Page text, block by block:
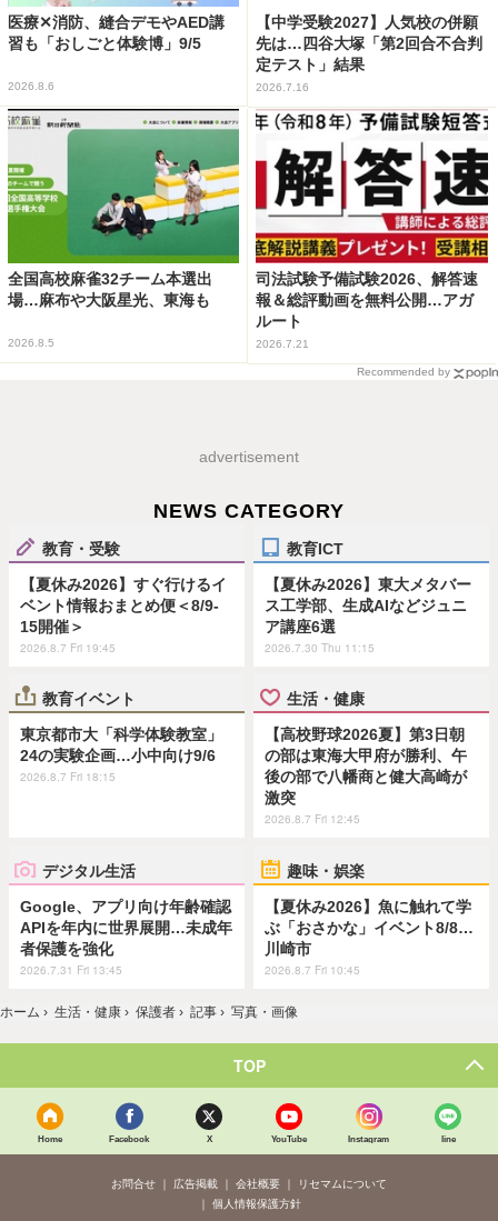
医療✕消防、縫合デモやAED講
習も「おしごと体験博」9/5
2026.8.6
【中学受験2027】人気校の併願
先は…四谷大塚「第2回合不合判
定テスト」結果
2026.7.16
全国高校麻雀32チーム本選出
場…麻布や大阪星光、東海も
2026.8.5
司法試験予備試験2026、解答速
報＆総評動画を無料公開…アガ
ルート
2026.7.21
Recommended by
advertisement
NEWS CATEGORY
教育・受験
【夏休み2026】すぐ行けるイ
ベント情報おまとめ便＜8/9-
15開催＞
2026.8.7 Fri 19:45
教育ICT
【夏休み2026】東大メタバー
ス工学部、生成AIなどジュニ
ア講座6選
2026.7.30 Thu 11:15
教育イベント
東京都市大「科学体験教室」
24の実験企画…小中向け9/6
2026.8.7 Fri 18:15
生活・健康
【高校野球2026夏】第3日朝
の部は東海大甲府が勝利、午
後の部で八幡商と健大高崎が
激突
2026.8.7 Fri 12:45
デジタル生活
Google、アプリ向け年齢確認
APIを年内に世界展開…未成年
者保護を強化
2026.7.31 Fri 13:45
趣味・娯楽
【夏休み2026】魚に触れて学
ぶ「おさかな」イベント8/8…
川崎市
2026.8.7 Fri 10:45
ホーム › 生活・健康 › 保護者 › 記事 › 写真・画像
TOP
Home Facebook X YouTube Instagram line
お問合せ 広告掲載 会社概要
リセマムについて
個人情報保護方針